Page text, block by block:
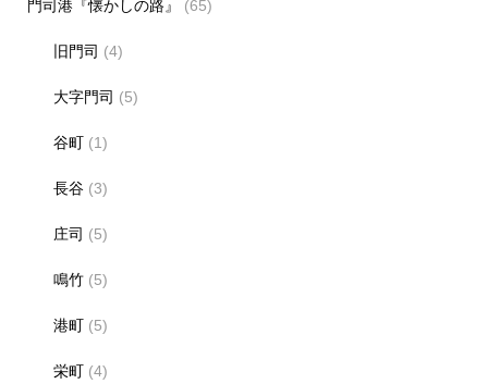
門司港『懐かしの路』 (65)
旧門司 (4)
大字門司 (5)
谷町 (1)
長谷 (3)
庄司 (5)
鳴竹 (5)
港町 (5)
栄町 (4)